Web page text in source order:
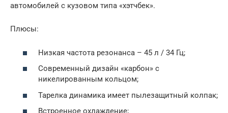
автомобилей с кузовом типа «хэтчбек».
Плюсы:
Низкая частота резонанса – 45 л / 34 Гц;
Современный дизайн «карбон» с
никелированным кольцом;
Тарелка динамика имеет пылезащитный колпак;
Встроенное охлаждение;